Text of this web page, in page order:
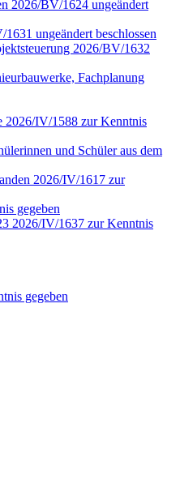
2026/BV/1624 ungeändert
ungeändert beschlossen
2026/BV/1632
Fachplanung
2026/IV/1588 zur Kenntnis
und Schüler aus dem
2026/IV/1617 zur
gegeben
2026/IV/1637 zur Kenntnis
gegeben